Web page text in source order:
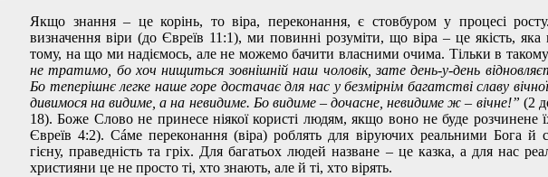
Якщо знання – це корінь, то віра, переконання, є стовбуром у процесі
визначення віри (до Євреїв 11:1), ми повинні розуміти, що віра – це якість, яка
тому, на що ми надіємось, але не можемо бачити власними очима. Тільки в такому
не тратимо, бо хоч нищиться зовнішній наш чоловік, зате день-у-день
Бо теперішнє легке наше горе достачає для нас у безмірнім багатстві славу
дивимося на видиме, а на невидиме. Бо видиме – дочасне, невидиме ж – вічне!” (2
18). Боже Слово не принесе ніякої користі людям, якщо воно не буде розчинене
Євреїв 4:2). Сáме переконання (віра) роблять для віруючих реальними Бога й
гієну, праведність та гріх. Для багатьох людей назване – це казка, а для нас
християни це не просто ті, хто знають, але й ті, хто вірять.